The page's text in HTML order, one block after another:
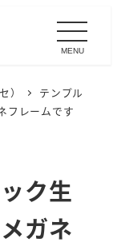
MENU
）
テンプル
フレームです
ク生
ガネ